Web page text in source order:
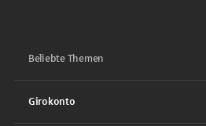
Beliebte Themen
Girokonto